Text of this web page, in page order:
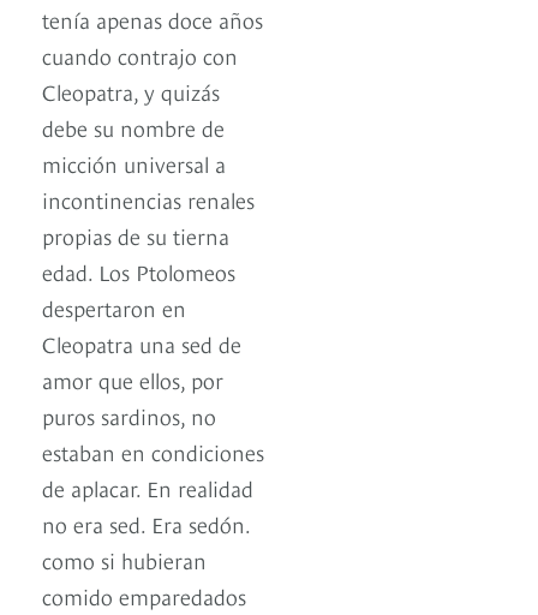
tenía apenas doce años
cuando contrajo con
Cleopatra, y quizás
debe su nombre de
micción universal a
incontinencias renales
propias de su tierna
edad. Los Ptolomeos
despertaron en
Cleopatra una sed de
amor que ellos, por
puros sardinos, no
estaban en condiciones
de aplacar. En realidad
no era sed. Era sedón.
como si hubieran
comido emparedados